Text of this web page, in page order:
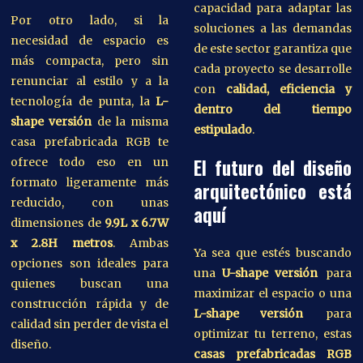
Por otro lado, si la
necesidad de espacio es
más compacta, pero sin
renunciar al estilo y a la
tecnología de punta, laL-
shape versiónde la misma
casa prefabricada RGB te
ofrece todo eso en un
formato ligeramente más
reducido, con unas
dimensiones de 9.9L x 6.7W
x 2.8H metros. Ambas
opciones son ideales para
quienes buscan una
construcción rápida y de
calidad sin perder de vista el
diseño.
capacidad para adaptar las
soluciones a las demandas
de este sector garantiza que
cada proyecto se desarrolle
con calidad, eficiencia y
dentro del tiempo
estipulado.
El futuro del diseño
arquitectónico está
aquí
Ya sea que estés buscando
una U-shape versiónpara
maximizar el espacio o una
L-shape versiónpara
optimizar tu terreno, estas
casas prefabricadas RGB